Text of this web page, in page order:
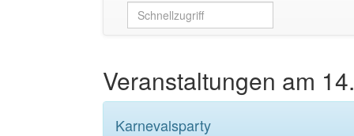
Veranstaltungen am
Karnevalsparty